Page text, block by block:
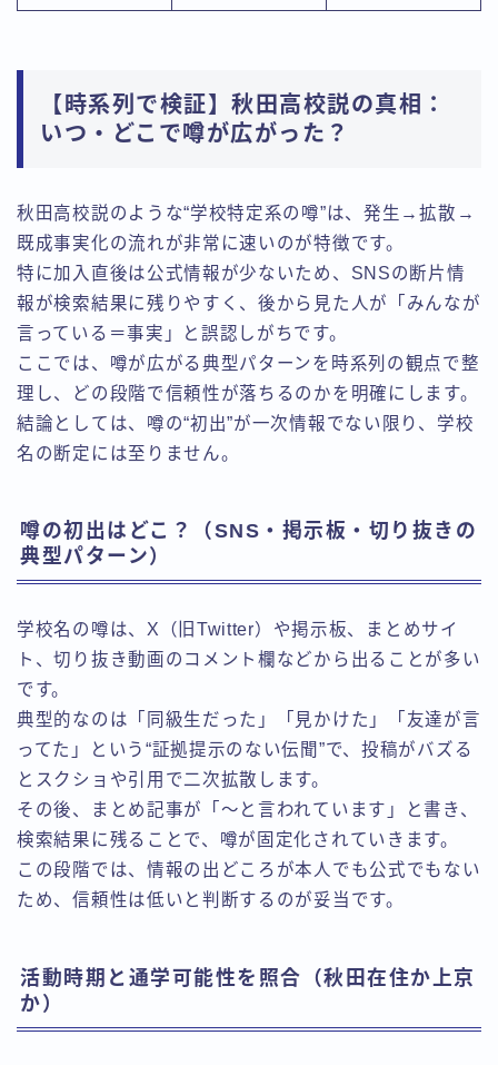
【時系列で検証】秋田高校説の真相：
いつ・どこで噂が広がった？
秋田高校説のような“学校特定系の噂”は、発生→拡散→
既成事実化の流れが非常に速いのが特徴です。
特に加入直後は公式情報が少ないため、SNSの断片情
報が検索結果に残りやすく、後から見た人が「みんなが
言っている＝事実」と誤認しがちです。
ここでは、噂が広がる典型パターンを時系列の観点で整
理し、どの段階で信頼性が落ちるのかを明確にします。
結論としては、噂の“初出”が一次情報でない限り、学校
名の断定には至りません。
噂の初出はどこ？（SNS・掲示板・切り抜きの
典型パターン）
学校名の噂は、X（旧Twitter）や掲示板、まとめサイ
ト、切り抜き動画のコメント欄などから出ることが多い
です。
典型的なのは「同級生だった」「見かけた」「友達が言
ってた」という“証拠提示のない伝聞”で、投稿がバズる
とスクショや引用で二次拡散します。
その後、まとめ記事が「〜と言われています」と書き、
検索結果に残ることで、噂が固定化されていきます。
この段階では、情報の出どころが本人でも公式でもない
ため、信頼性は低いと判断するのが妥当です。
活動時期と通学可能性を照合（秋田在住か上京
か）